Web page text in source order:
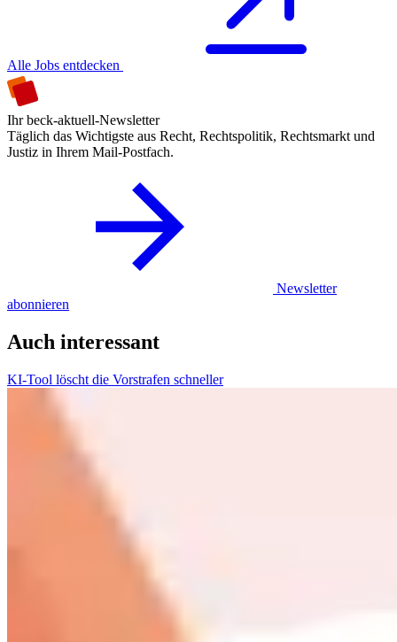
Alle Jobs entdecken
Ihr beck-aktuell-Newsletter
Täglich das Wichtigste aus Recht, Rechtspolitik, Rechtsmarkt und
Justiz in Ihrem Mail-Postfach.
Newsletter
abonnieren
Auch interessant
KI-Tool löscht die Vorstrafen schneller